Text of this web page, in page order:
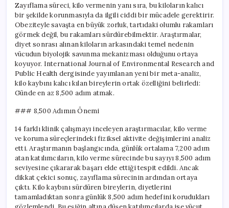
Günlük
8,500
Adım
için
Zayıflama süreci, kilo vermenin yanı sıra, bu kiloların kalıcı
bir şekilde korunmasıyla da ilgili ciddi bir mücadele gerektirir.
Obeziteyle savaşta en büyük zorluk, tartıdaki olumlu rakamları
görmek değil, bu rakamları sürdürebilmektir. Araştırmalar,
diyet sonrası alınan kiloların arkasındaki temel nedenin
vücudun biyolojik savunma mekanizması olduğunu ortaya
koyuyor. International Journal of Environmental Research and
Public Health dergisinde yayımlanan yeni bir meta-analiz,
kilo kaybını kalıcı kılan bireylerin ortak özelliğini belirledi:
Günde en az 8,500 adım atmak.
### 8,500 Adımın Önemi
14 farklı klinik çalışmayı inceleyen araştırmacılar, kilo verme
ve koruma süreçlerindeki fiziksel aktivite değişimlerini analiz
etti. Araştırmanın başlangıcında, günlük ortalama 7,200 adım
atan katılımcıların, kilo verme sürecinde bu sayıyı 8,500 adım
seviyesine çıkararak başarı elde ettiği tespit edildi. Ancak
dikkat çekici sonuç, zayıflama sürecinin ardından ortaya
çıktı. Kilo kaybını sürdüren bireylerin, diyetlerini
tamamladıktan sonra günlük 8,500 adım hedefini korudukları